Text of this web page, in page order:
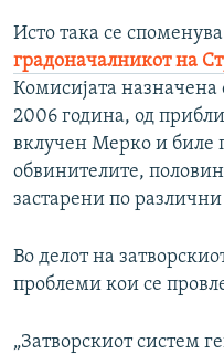
Исто така се
градоначалникот на
Комисијата назначена
2006 година, од
вклучен Мерко и биле
обвинителите,
застарени по
Во делот на
проблеми кои се
„Затворскиот систем